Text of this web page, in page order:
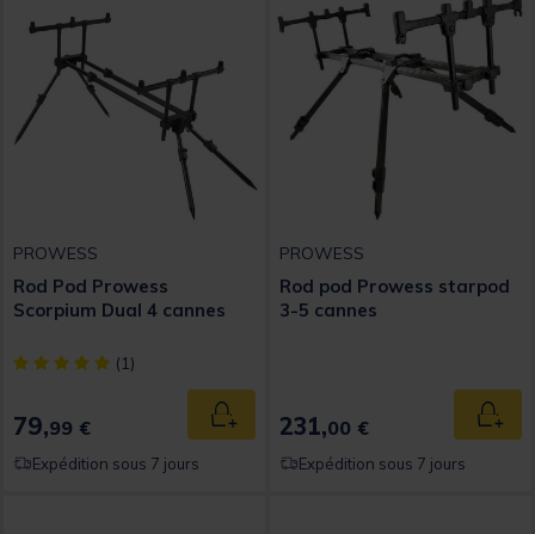
PROWESS
Rod Pod Prowess
Scorpium Dual 4 cannes
[object Object] out of 5 Customer Rating
(1)
79,99 € Ajouter au panier
Expédition sous 7 jours
PROWESS
Rod pod Prowess starpod
3-5 cannes
231,00 €
Expédition sous 7 jours